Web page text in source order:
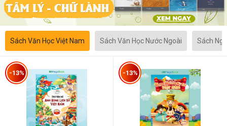
Sách Văn Học Việt Nam Sách Văn Học Nước Ngoài Sách
-13% -13%